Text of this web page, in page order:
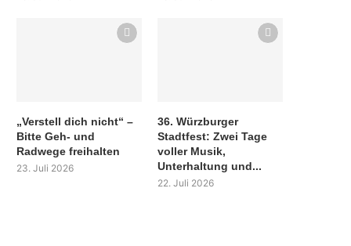
„Verstell dich nicht“ –
Bitte Geh- und
Radwege freihalten
23. Juli 2026
36. Würzburger
Stadtfest: Zwei Tage
voller Musik,
Unterhaltung und...
22. Juli 2026